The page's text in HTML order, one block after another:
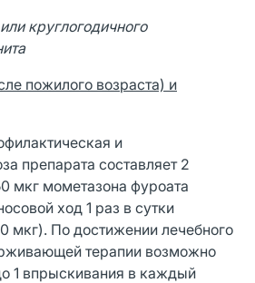
круглогодичного
пожилого возраста) и
и
препарата составляет 2
мкг мометазона фуроата
ход 1 раз в сутки
мкг). По достижении лечебного
терапии возможно
1 впрыскивания в каждый